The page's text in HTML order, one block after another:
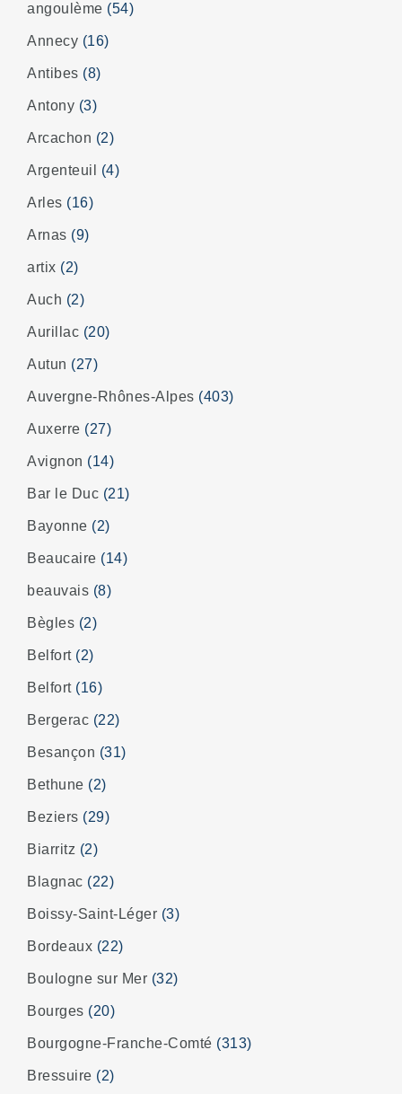
angoulème (54)
Annecy (16)
Antibes (8)
Antony (3)
Arcachon (2)
Argenteuil (4)
Arles (16)
Arnas (9)
artix (2)
Auch (2)
Aurillac (20)
Autun (27)
Auvergne-Rhônes-Alpes (403)
Auxerre (27)
Avignon (14)
Bar le Duc (21)
Bayonne (2)
Beaucaire (14)
beauvais (8)
Bègles (2)
Belfort (2)
Belfort (16)
Bergerac (22)
Besançon (31)
Bethune (2)
Beziers (29)
Biarritz (2)
Blagnac (22)
Boissy-Saint-Léger (3)
Bordeaux (22)
Boulogne sur Mer (32)
Bourges (20)
Bourgogne-Franche-Comté (313)
Bressuire (2)